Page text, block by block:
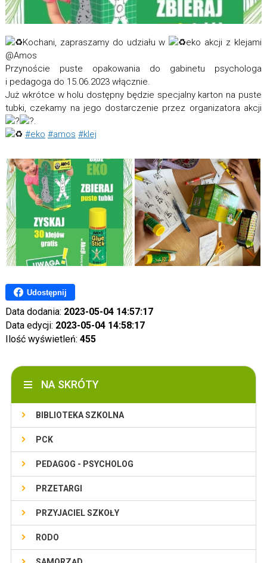
Kochani, zapraszamy do udziału w
eko akcji z klejami
@Amos
Przynoście puste opakowania do gabinetu psychologa
i pedagoga do 15.06.2023 włącznie.
Już wkrótce w holu dostępny będzie specjalny karton na puste
tubki, czekamy na jego dostarczenie przez organizatora akcji
.
#eko #amos #klej
Udostępnij
Data dodania: 2023-05-04 14:57:17
Data edycji: 2023-05-04 14:58:17
Ilość wyświetleń: 455
NA SKRÓTY
BIBLIOTEKA SZKOLNA
PCK
PEDAGOG - PSYCHOLOG
PRZETARGI
PRZYJACIEL SZKOŁY
RODO